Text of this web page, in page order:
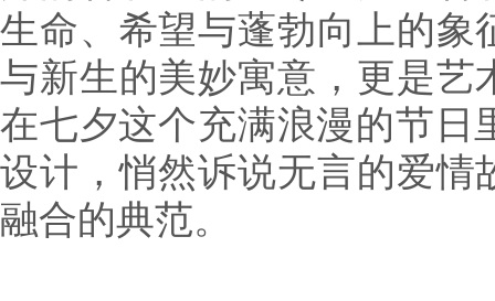
生命、希望与蓬勃向上的象
与新生的美妙寓意，更是艺
在七夕这个充满浪漫的节日
设计，悄然诉说无言的爱情
融合的典范。